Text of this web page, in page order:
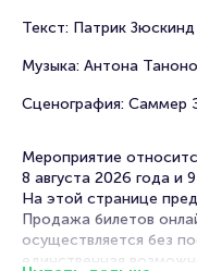
Текст: Патрик Зюскинд
Музыка: Антона
Сценография: Саммер
Мероприятие
8 августа 2026 года и
На этой странице
Продажа билетов
осуществляется без
единственная